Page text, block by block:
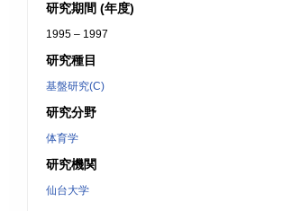
研究期間 (年度)
1995 – 1997
研究種目
基盤研究(C)
研究分野
体育学
研究機関
仙台大学